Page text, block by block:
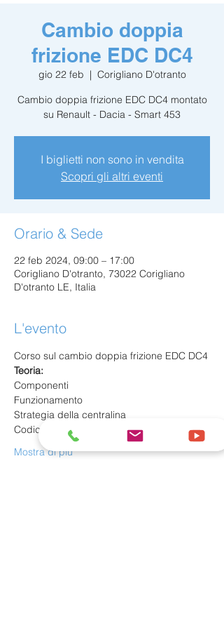
Cambio doppia
frizione EDC DC4
gio 22 feb
  |
Corigliano D'otranto
Cambio doppia frizione EDC DC4 montato
su Renault - Dacia - Smart 453
I biglietti non sono in vendita
Scopri gli altri eventi
Orario & Sede
22 feb 2024, 09:00 – 17:00
Corigliano D'otranto, 73022 Corigliano
D'otranto LE, Italia
L'evento
Corso sul cambio doppia frizione EDC DC4
Teoria:
Componenti
Funzionamento
Strategia della centralina
Codici errore - Sintomo
Mostra di più